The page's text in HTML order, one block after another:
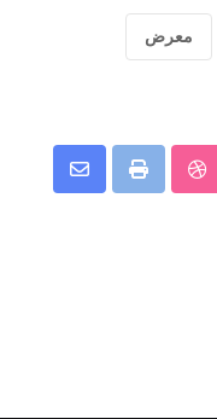
معرض
StumbleUpon
Print
Share